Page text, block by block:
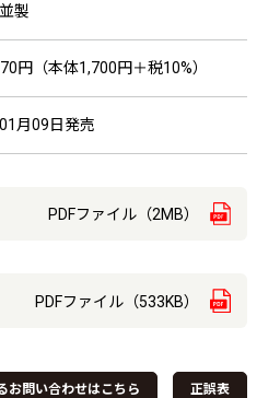
製
円（本体1,700円＋税10%）
月09日発売
PDFファイル（2MB）
PDFファイル（533KB）
お問い合わせはこちら 正誤表